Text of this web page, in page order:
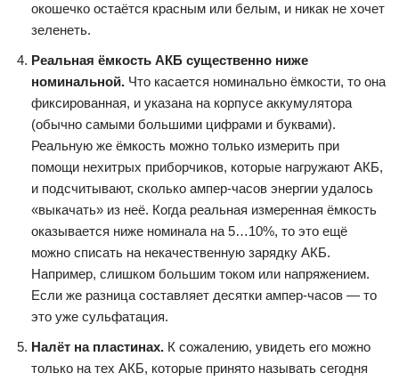
окошечко остаётся красным или белым, и никак не хочет
зеленеть.
Реальная ёмкость АКБ существенно ниже
номинальной. Что касается номинально ёмкости, то она
фиксированная, и указана на корпусе аккумулятора
(обычно самыми большими цифрами и буквами).
Реальную же ёмкость можно только измерить при
помощи нехитрых приборчиков, которые нагружают АКБ,
и подсчитывают, сколько ампер-часов энергии удалось
«выкачать» из неё. Когда реальная измеренная ёмкость
оказывается ниже номинала на 5…10%, то это ещё
можно списать на некачественную зарядку АКБ.
Например, слишком большим током или напряжением.
Если же разница составляет десятки ампер-часов — то
это уже сульфатация.
Налёт на пластинах. К сожалению, увидеть его можно
только на тех АКБ, которые принято называть сегодня